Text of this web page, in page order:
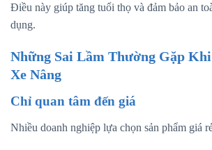
Điều này giúp tăng tuổi thọ và đảm bảo an
dụng.
Những Sai Lầm Thường Gặp
Xe Nâng
Chỉ quan tâm đến giá
Nhiều doanh nghiệp lựa chọn sản phẩm giá